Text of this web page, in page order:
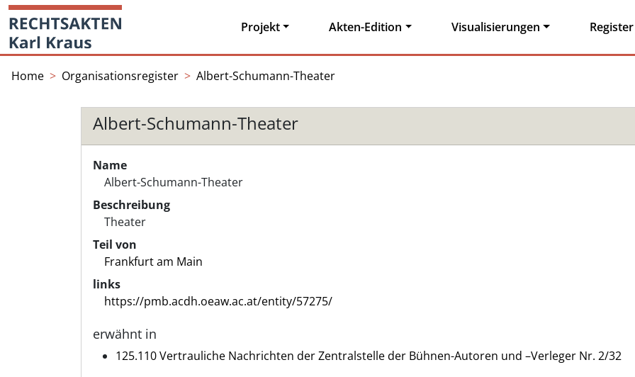
Skip
content
Startseite
Projekt Akten-Edition Visualisierungen Register
Home Organisationsregister Albert-Schumann-Theater
Albert-Schumann-Theater
Name
Albert-Schumann-Theater
Beschreibung
Theater
Teil von
Frankfurt am Main
links
https://pmb.acdh.oeaw.ac.at/entity/57275/
erwähnt in
125.110 Vertrauliche Nachrichten der Zentralstelle der Bühnen-Autoren und –Verleger Nr. 2/32